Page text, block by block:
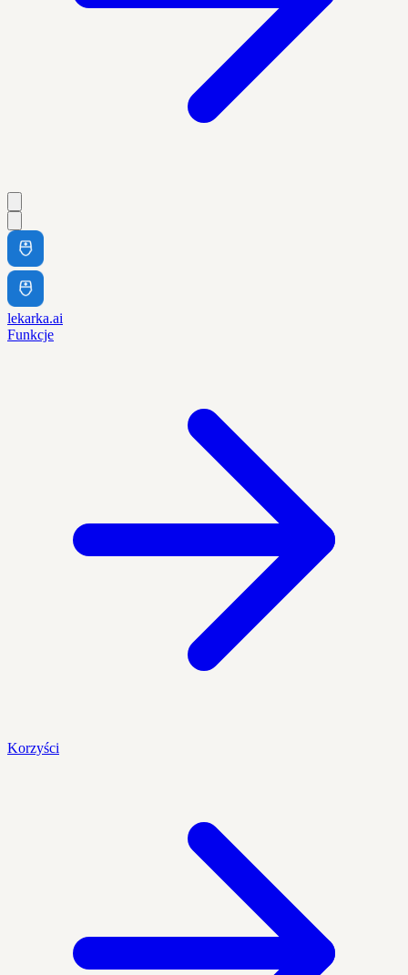
lekarka.ai
Funkcje
Korzyści